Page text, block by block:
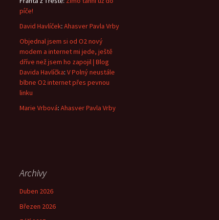
píče!
David Havlíček: Ahasver Pavla Vrby
Objednal jsem si od O2 nový
modem a internet mi jede, ještě
dříve než jsem ho zapojil | Blog
Davida Havlíčka: V Polný neustále
blbne O2 internet přes pevnou
linku
Marie Vrbová: Ahasver Pavla Vrby
Archivy
Duben 2026
Březen 2026